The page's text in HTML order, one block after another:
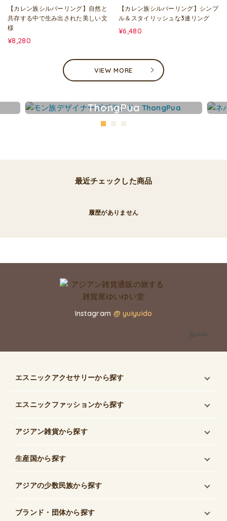
【カレン族シルバーリング】自然と
共存する中で生み出された美しい文
様
¥8,280
【カレン族シルバーリング】シンプ
ル＆スタイリッシュな3連リング
¥6,480
VIEW MORE
ThongPua
最近チェックした商品
履歴がありません
Instagram @ yuiyuido
エスニックアクセサリーから探す
エスニックファッションから探す
アジアン雑貨から探す
生産国から探す
アジアの少数民族から探す
ブランド・団体から探す